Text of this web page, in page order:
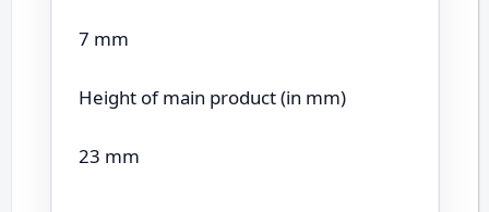
7 mm
Height of main product (in mm)
23 mm